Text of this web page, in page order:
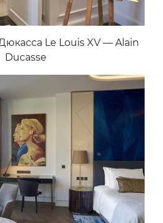
Le Louis XV — Alain
Ducasse